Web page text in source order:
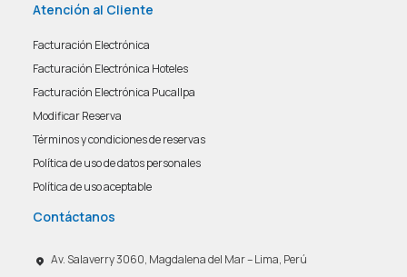
Atención al Cliente
Facturación Electrónica
Facturación Electrónica Hoteles
Facturación Electrónica Pucallpa
Modificar Reserva
Términos y condiciones de reservas
Política de uso de datos personales
Política de uso aceptable
Contáctanos
Av. Salaverry 3060, Magdalena del Mar – Lima, Perú